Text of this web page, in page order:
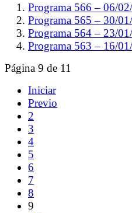
Programa 566 – 06/
Programa 565 – 30/
Programa 564 – 23/
Programa 563 – 16/
Página 9 de 11
Iniciar
Previo
2
3
4
5
6
7
8
9